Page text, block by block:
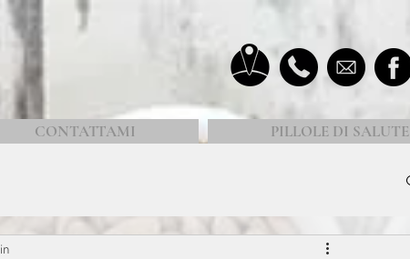
CONTATTAMI PILLOLE DI SALUTE